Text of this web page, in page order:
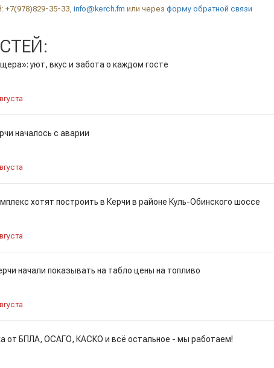
+7(978)829-35-33, info@kerch.fm или через форму обратной связи
уют, вкус и забота о каждом госте
началось с аварии
хотят построить в Керчи в районе Куль-Обинского шоссе
начали показывать на табло цены на топливо
от БПЛА, ОСАГО, КАСКО и всё остальное - мы работаем!